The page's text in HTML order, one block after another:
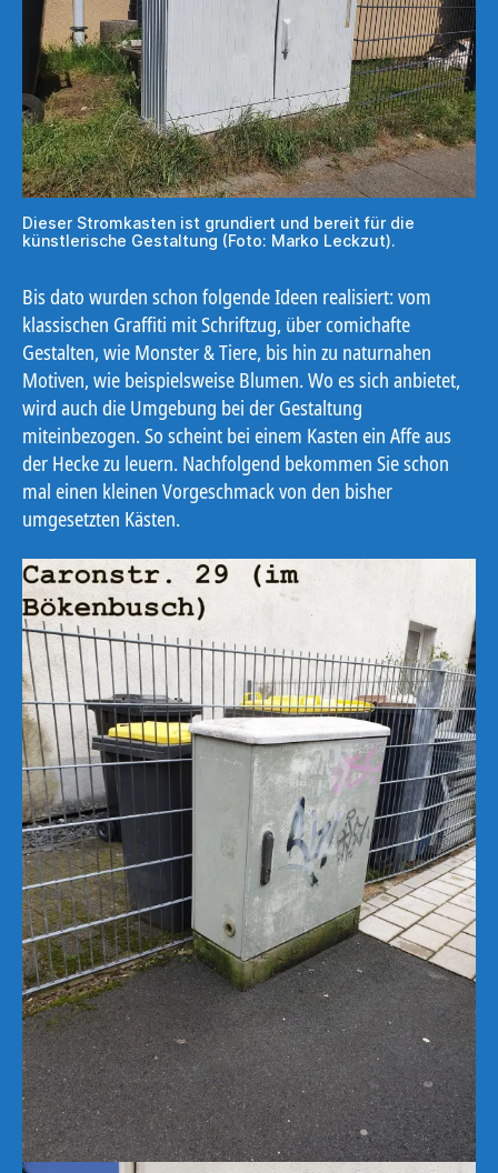
Dieser Stromkasten ist grundiert und bereit für die
künstlerische Gestaltung (Foto: Marko Leckzut).
Bis dato wurden schon folgende Ideen realisiert: vom
klassischen Graffiti mit Schriftzug, über comichafte
Gestalten, wie Monster & Tiere, bis hin zu naturnahen
Motiven, wie beispielsweise Blumen. Wo es sich anbietet,
wird auch die Umgebung bei der Gestaltung
miteinbezogen. So scheint bei einem Kasten ein Affe aus
der Hecke zu leuern. Nachfolgend bekommen Sie schon
mal einen kleinen Vorgeschmack von den bisher
umgesetzten Kästen.